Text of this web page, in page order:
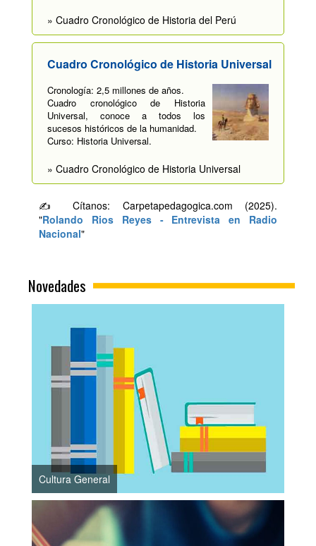
» Cuadro Cronológico de Historia del Perú
Cuadro Cronológico de Historia Universal
Cronología: 2,5 millones de años.
Cuadro cronológico de Historia
Universal, conoce a todos los
sucesos históricos de la humanidad.
Curso: Historia Universal.
» Cuadro Cronológico de Historia Universal
✍ Cítanos: Carpetapedagogica.com (2025).
"Rolando Rios Reyes - Entrevista en Radio
Nacional"
Novedades
Cultura General